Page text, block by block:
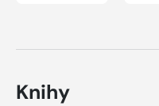
Knihy